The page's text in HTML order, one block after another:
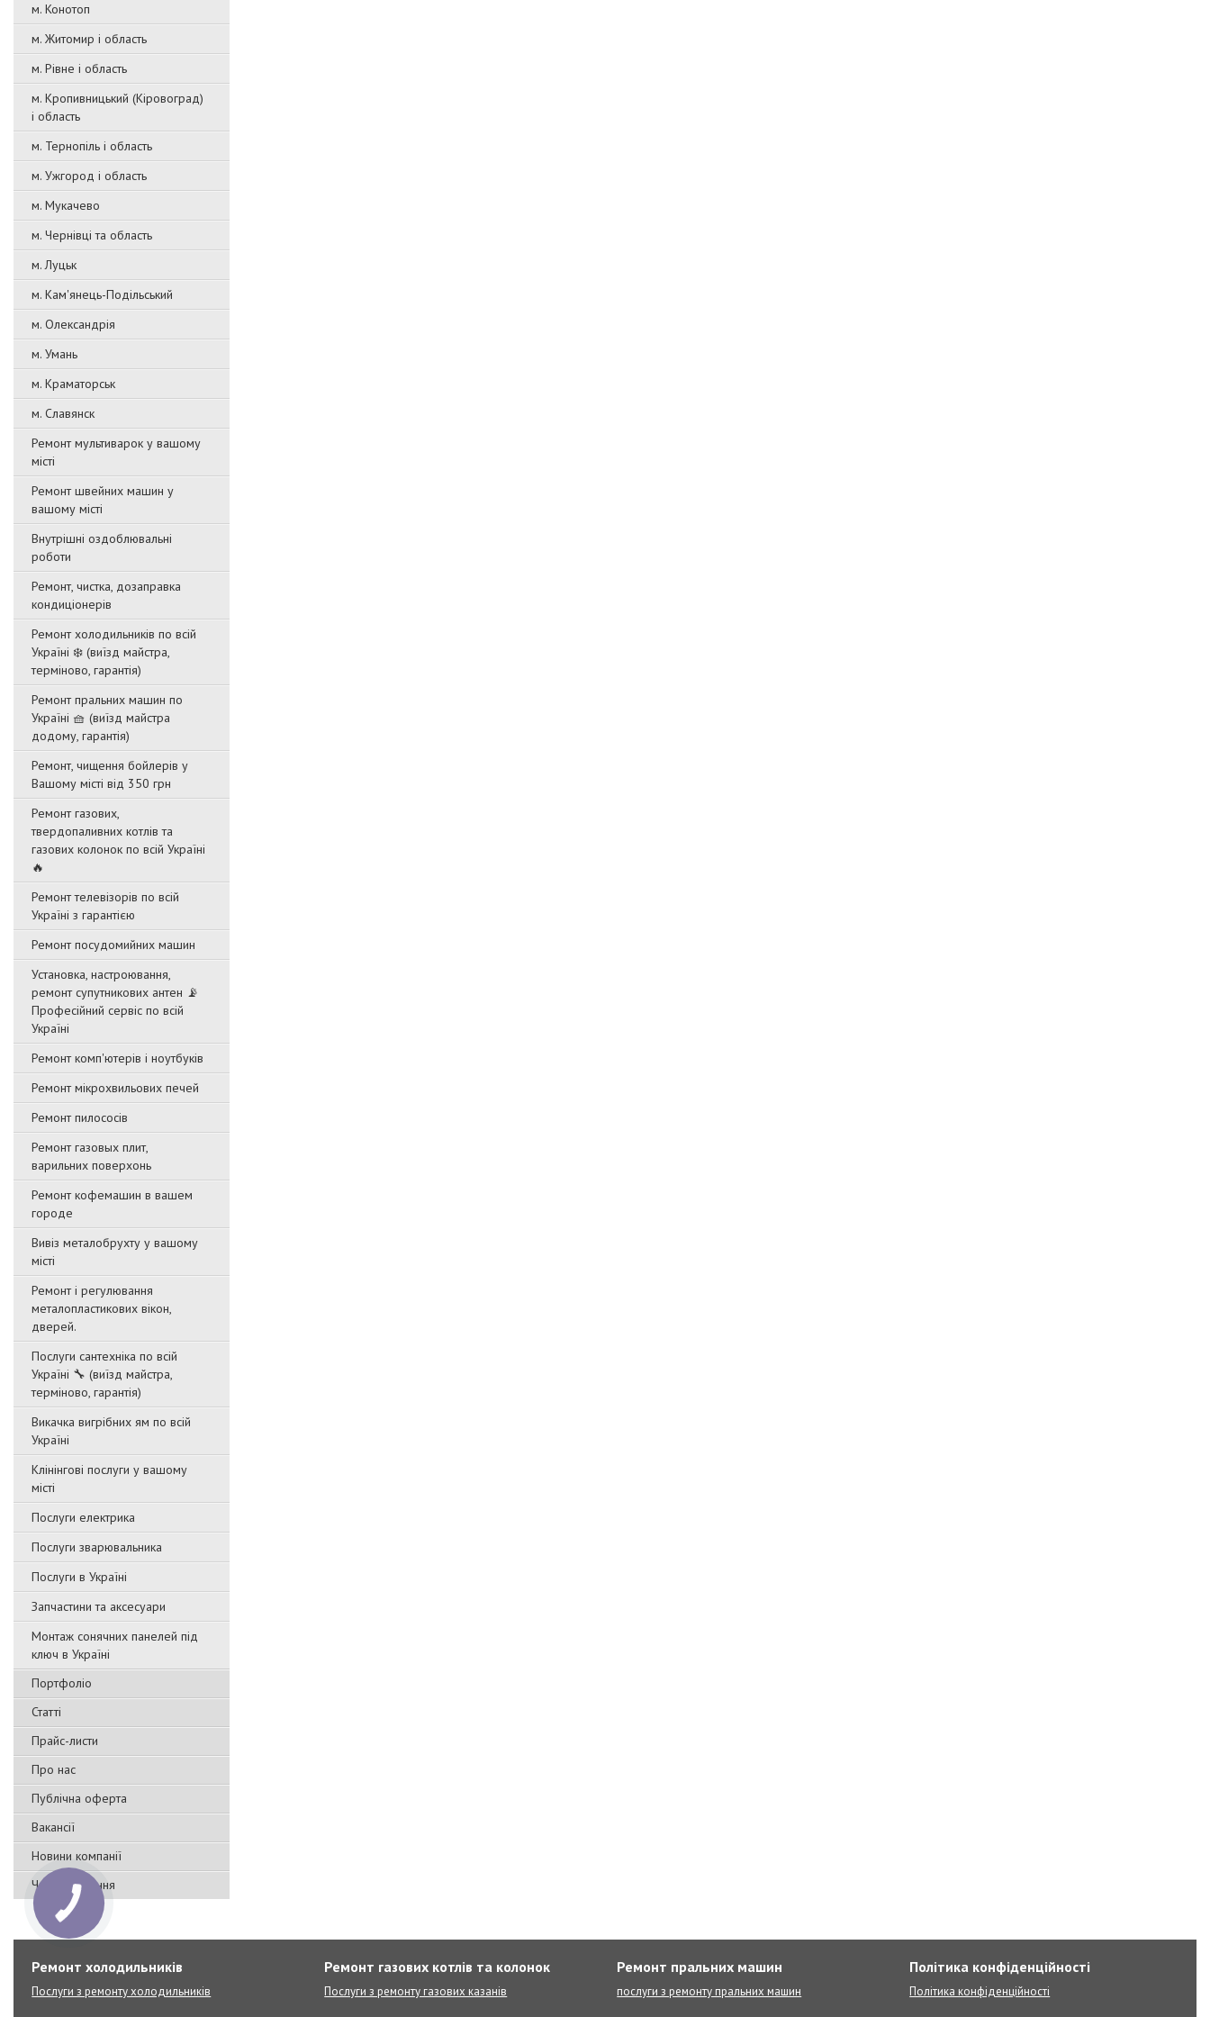
м. Конотоп
м. Житомир і область
м. Рівне і область
м. Кропивницький (Кіровоград)
і область
м. Тернопіль і область
м. Ужгород і область
м. Мукачево
м. Чернівці та область
м. Луцьк
м. Кам'янець-Подільський
м. Олександрія
м. Умань
м. Краматорськ
м. Славянск
Ремонт мультиварок у вашому
місті
Ремонт швейних машин у
вашому місті
Внутрішні оздоблювальні
роботи
Ремонт, чистка, дозаправка
кондиціонерів
Ремонт холодильників по всій
Україні ❄️ (виїзд майстра,
терміново, гарантія)
Ремонт пральних машин по
Україні 🧺 (виїзд майстра
додому, гарантія)
Ремонт, чищення бойлерів у
Вашому місті від 350 грн
Ремонт газових,
твердопаливних котлів та
газових колонок по всій Україні
🔥
Ремонт телевізорів по всій
Україні з гарантією
Ремонт посудомийних машин
Установка, настроювання,
ремонт супутникових антен 📡
Професійний сервіс по всій
Україні
Ремонт комп'ютерів і ноутбуків
Ремонт мікрохвильових печей
Ремонт пилососів
Ремонт газовых плит,
варильних поверхонь
Ремонт кофемашин в вашем
городе
Вивіз металобрухту у вашому
місті
Ремонт і регулювання
металопластикових вікон,
дверей.
Послуги сантехніка по всій
Україні 🔧 (виїзд майстра,
терміново, гарантія)
Викачка вигрібних ям по всій
Україні
Клінінгові послуги у вашому
місті
Послуги електрика
Послуги зварювальника
Послуги в Україні
Запчастини та аксесуари
Монтаж сонячних панелей під
ключ в Україні
Портфоліо
Статті
Прайс-листи
Про нас
Публічна оферта
Вакансії
Новини компанії
Часті запитання
Ремонт холодильників
Послуги з ремонту холодильників
Ремонт газових котлів та колонок
Послуги з ремонту газових казанів
Ремонт пральних машин
послуги з ремонту пральних машин
Політика конфіденційності
Політика конфіденційності